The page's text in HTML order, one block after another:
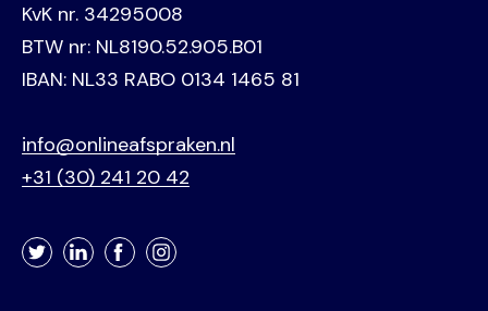
KvK nr. 34295008
BTW nr: NL8190.52.905.B01
IBAN: NL33 RABO 0134 1465 81
info@onlineafspraken.nl
+31 (30) 241 20 42
TwitterLinkedInFacebookInstagram